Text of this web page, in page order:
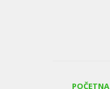
POČETNA